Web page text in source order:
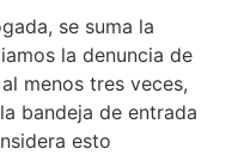
se suma la
la denuncia de
menos tres veces,
bandeja de entrada
esto